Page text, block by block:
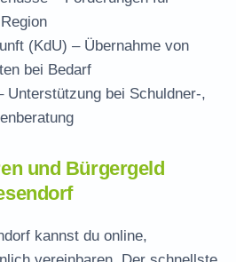
(KdU) – Übernahme von
bei Bedarf
Unterstützung bei Schuldner-,
und Bürgergeld
kannst du online,